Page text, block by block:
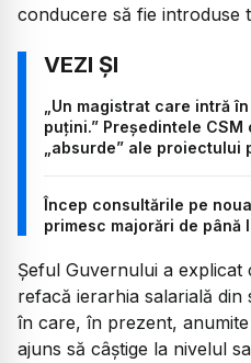
conducere să fie introduse
„Un magistrat care intră
puțini.” Președintele
„absurde” ale
Încep consultările pe
primesc majorări de până
Șeful Guvernului a explicat
refacă ierarhia salarială
în care, în prezent,
ajuns să câștige la nivelul